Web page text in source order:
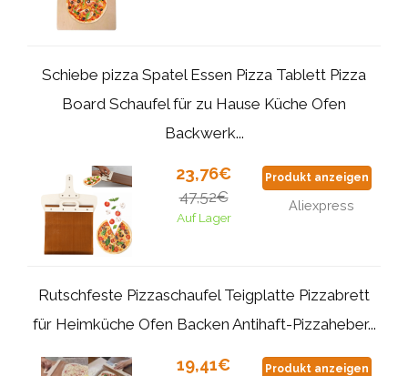
Schiebe pizza Spatel Essen Pizza Tablett Pizza
Board Schaufel für zu Hause Küche Ofen
Backwerk...
23,76€
47,52€
Auf Lager
Produkt anzeigen
Aliexpress
Rutschfeste Pizzaschaufel Teigplatte Pizzabrett
für Heimküche Ofen Backen Antihaft-Pizzaheber...
19,41€ Produkt anzeigen